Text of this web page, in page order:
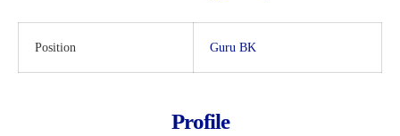
Position Guru BK
Profile